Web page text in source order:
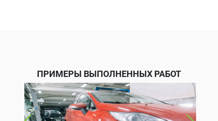
ПРИМЕРЫ ВЫПОЛНЕННЫХ РАБОТ